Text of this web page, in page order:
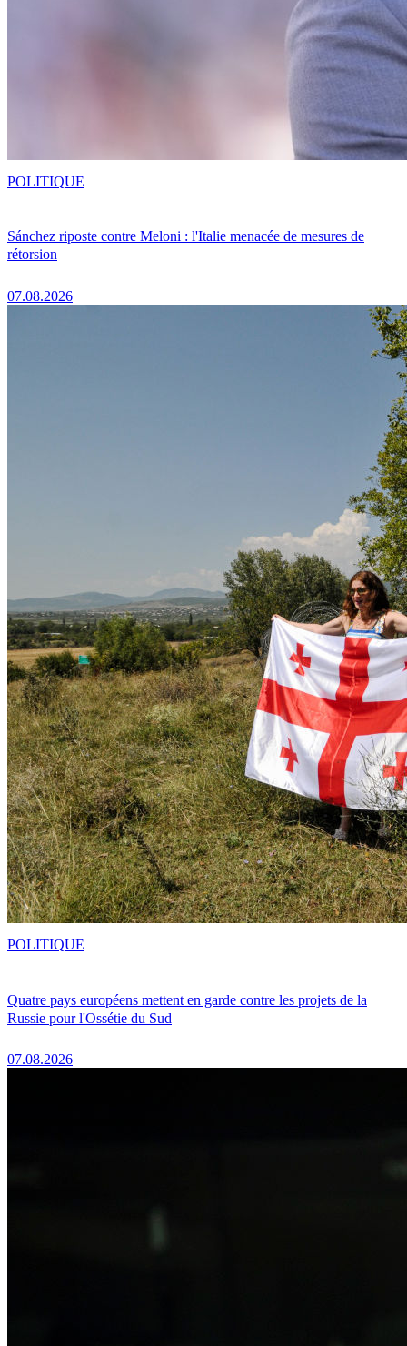
Sánchez riposte contre Meloni : l'Italie menacée de mesures de
rétorsion
07.08.2026
POLITIQUE
Quatre pays européens mettent en garde contre les projets de la
Russie pour l'Ossétie du Sud
07.08.2026
POLITIQUE